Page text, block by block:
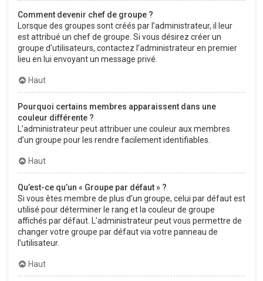
Comment devenir chef de groupe ?
Lorsque des groupes sont créés par l’administrateur, il leur
est attribué un chef de groupe. Si vous désirez créer un
groupe d’utilisateurs, contactez l’administrateur en premier
lieu en lui envoyant un message privé.
Haut
Pourquoi certains membres apparaissent dans une
couleur différente ?
L’administrateur peut attribuer une couleur aux membres
d’un groupe pour les rendre facilement identifiables.
Haut
Qu’est-ce qu’un « Groupe par défaut » ?
Si vous êtes membre de plus d’un groupe, celui par défaut est
utilisé pour déterminer le rang et la couleur de groupe
affichés par défaut. L’administrateur peut vous permettre de
changer votre groupe par défaut via votre panneau de
l’utilisateur.
Haut